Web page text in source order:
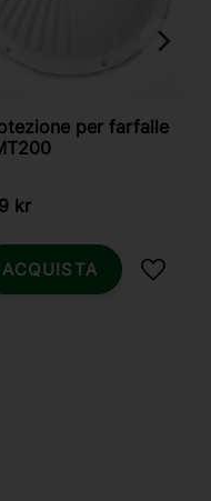
preferiti
per farfalle
kr
ACQUISTA